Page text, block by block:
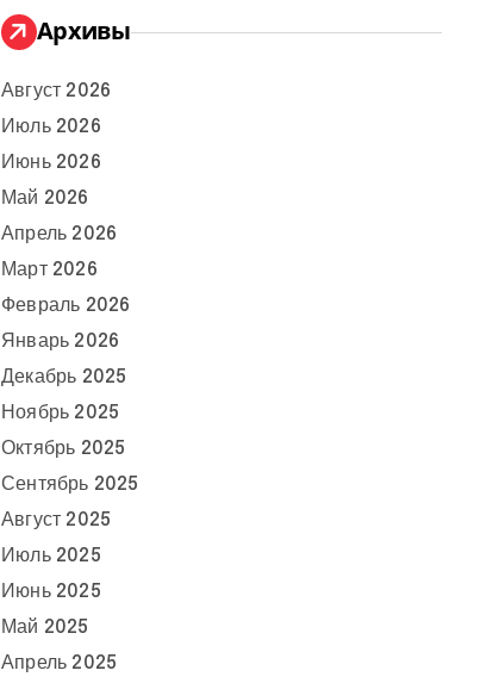
Архивы
Август 2026
Июль 2026
Июнь 2026
Май 2026
Апрель 2026
Март 2026
Февраль 2026
Январь 2026
Декабрь 2025
Ноябрь 2025
Октябрь 2025
Сентябрь 2025
Август 2025
Июль 2025
Июнь 2025
Май 2025
Апрель 2025